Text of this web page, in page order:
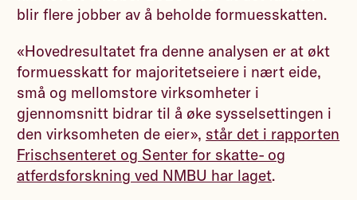
blir flere jobber av å beholde formuesskatten.
«Hovedresultatet fra denne analysen er at økt
formuesskatt for majoritetseiere i nært eide,
små og mellomstore virksomheter i
gjennomsnitt bidrar til å øke sysselsettingen i
den virksomheten de eier», står det i rapporten
Frischsenteret og Senter for skatte- og
atferdsforskning ved NMBU har laget.